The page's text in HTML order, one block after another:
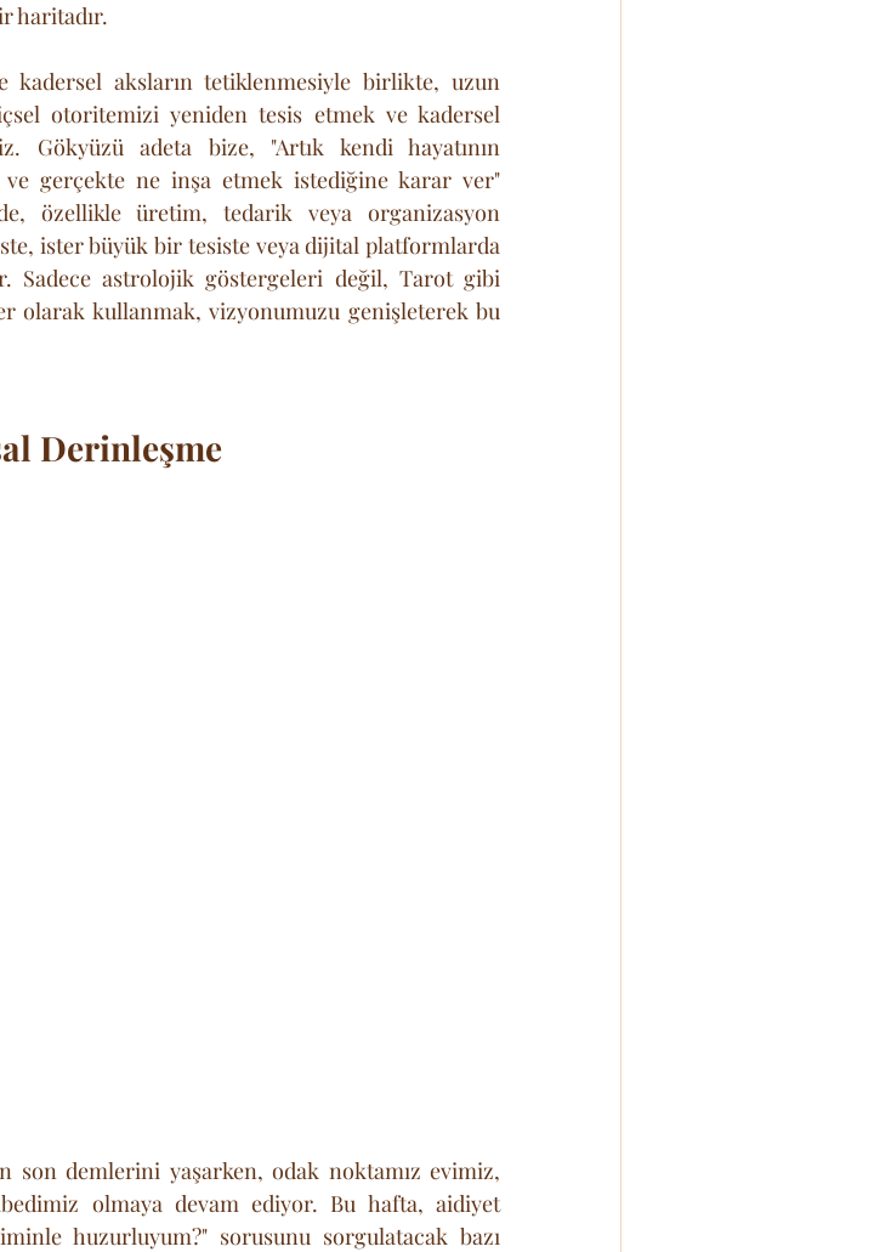
haritadır.
kadersel aksların tetiklenmesiyle birlikte, uzun
otoritemizi yeniden tesis etmek ve kadersel
Gökyüzü adeta bize, "Artık kendi hayatının
gerçekte ne inşa etmek istediğine karar ver"
özellikle üretim, tedarik veya organizasyon
ister büyük bir tesiste veya dijital platformlarda
Sadece astrolojik göstergeleri değil, Tarot gibi
olarak kullanmak, vizyonumuzu genişleterek bu
Derinleşme
son demlerini yaşarken, odak noktamız evimiz,
olmaya devam ediyor. Bu hafta, aidiyet
huzurluyum?" sorusunu sorgulatacak bazı